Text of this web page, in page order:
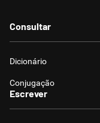
Consultar
Dicionário
Conjugação
Escrever